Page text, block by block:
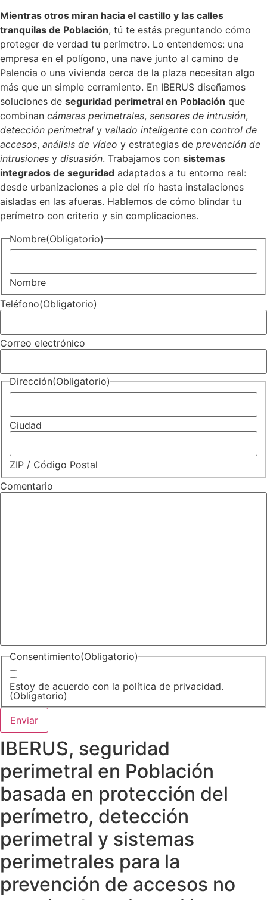
Mientras otros miran hacia el castillo y las calles
tranquilas de Población, tú te estás preguntando cómo
proteger de verdad tu perímetro. Lo entendemos: una
empresa en el polígono, una nave junto al camino de
Palencia o una vivienda cerca de la plaza necesitan algo
más que un simple cerramiento. En IBERUS diseñamos
soluciones de seguridad perimetral en Población que
combinan cámaras perimetrales, sensores de intrusión,
detección perimetral y vallado inteligente con control de
accesos, análisis de vídeo y estrategias de prevención de
intrusiones y disuasión. Trabajamos con sistemas
integrados de seguridad adaptados a tu entorno real:
desde urbanizaciones a pie del río hasta instalaciones
aisladas en las afueras. Hablemos de cómo blindar tu
perímetro con criterio y sin complicaciones.
Nombre(Obligatorio)
Nombre
Teléfono(Obligatorio)
Correo electrónico
Dirección(Obligatorio)
Ciudad
ZIP / Código Postal
Comentario
Consentimiento(Obligatorio)
Estoy de acuerdo con la política de privacidad.
(Obligatorio)
IBERUS, seguridad
perimetral en Población
basada en protección del
perímetro, detección
perimetral y sistemas
perimetrales para la
prevención de accesos no